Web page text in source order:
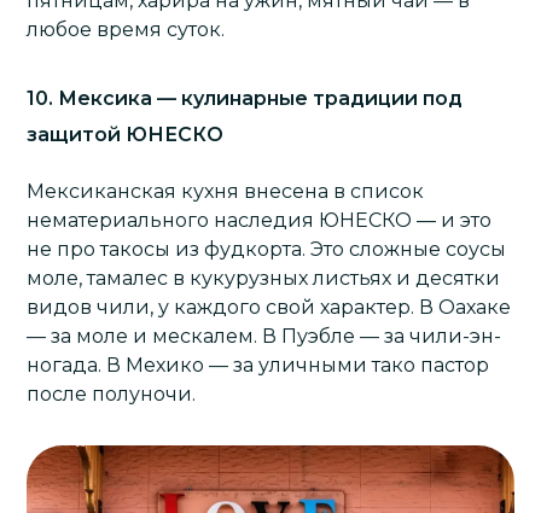
любое время суток.
10. Мексика — кулинарные традиции под
защитой ЮНЕСКО
Мексиканская кухня внесена в список
нематериального наследия ЮНЕСКО — и это
не про такосы из фудкорта. Это сложные соусы
моле, тамалес в кукурузных листьях и десятки
видов чили, у каждого свой характер. В Оахаке
— за моле и мескалем. В Пуэбле — за чили-эн-
ногада. В Мехико — за уличными тако пастор
после полуночи.